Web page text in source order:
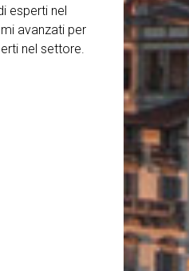
esperti nel
avanzati per
nel settore.